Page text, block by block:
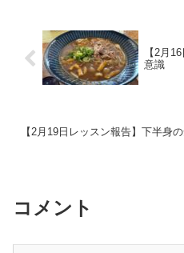
【2月
意識
【2月19日レッスン報告】下半身
コメント